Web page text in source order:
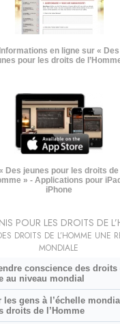
Informations en ligne sur « Des
pour les droits de
Des jeunes pour les droits de
» - Applications pour
iPhone
POUR LES DROITS DE
DROITS DE L’HOMME UNE
MONDIALE
conscience des droits
au niveau mondial
les gens à l’échelle
droits de l’Homme